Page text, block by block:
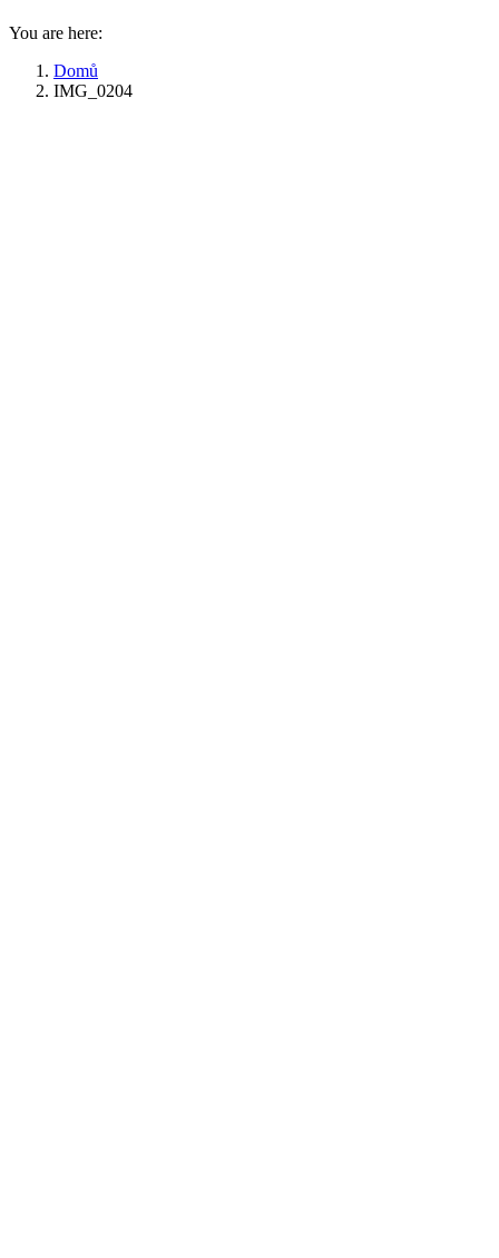
You are here:
Domů
IMG_0204